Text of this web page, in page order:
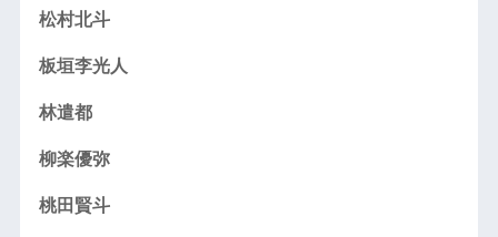
松村北斗
板垣李光人
林遣都
柳楽優弥
桃田賢斗